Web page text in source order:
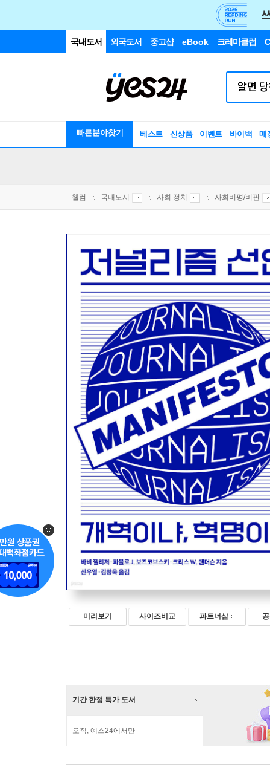
국내도서 외국도서 중고샵 eBook 크레마클럽
빠른분야찾기 베스트 신상품 이벤트 바이백 매
웰컴 국내도서 사회 정치 사회비평/비판
미리보기 사이즈비교 파트너샵
기간 한정 특가 도서
오직, 예스24에서만